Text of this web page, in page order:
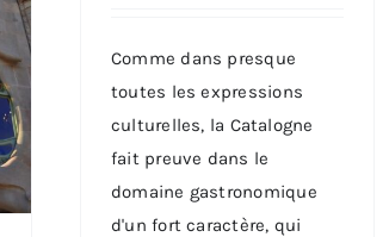
Comme dans presque
toutes les expressions
culturelles, la Catalogne
fait preuve dans le
domaine gastronomique
d'un fort caractère, qui